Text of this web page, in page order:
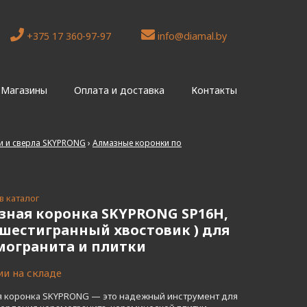
+375 17 360-97-97 info@diamal.by
Магазины Оплата и доставка Контакты
сверла SKYPRONG › Алмазные коронки по
каталог
коронка SKYPRONG SP16H,
шестигранный хвостовик ) для
и плитки
на складе
коронка SKYPRONG — это надежный инструмент для